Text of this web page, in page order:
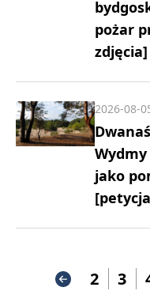
pożar
zdjęcia]
jako
2026-08-
2 3